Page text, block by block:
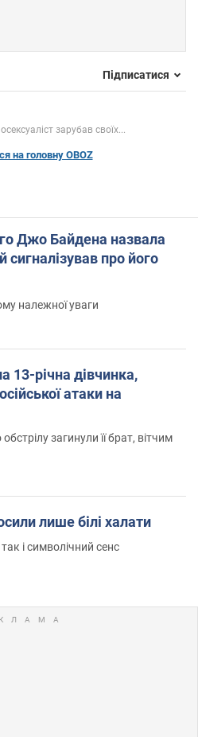
Підписатися
зарубав своїх...
на головну OBOZ
Джо Байдена назвала
про його
належної уваги
13-річна дівчинка,
атаки на
загинули її брат, вітчим
лише білі халати
і символічний сенс